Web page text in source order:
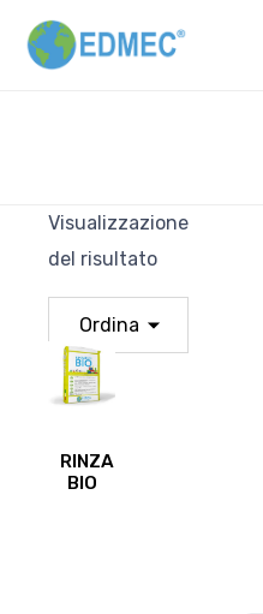
Visualizzazione
del risultato
RINZAFFO
BIO